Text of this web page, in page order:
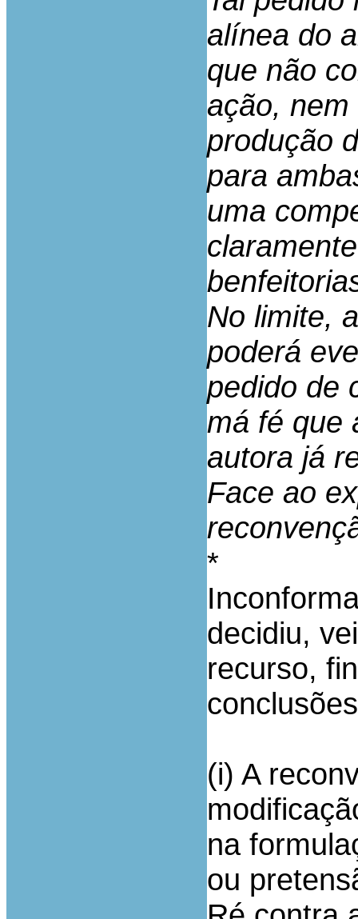
alínea do
que não
ação,
produção
para
uma
No limite,
poderá
pedido de
má fé que
autora já
Face ao
*
decidiu,
recurso,
(i) A
na
ou